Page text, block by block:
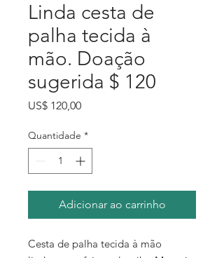
Linda cesta de
palha tecida à
mão. Doação
sugerida $ 120
US$ 120,00Preço
Quantidade *
Adicionar ao carrinho
Cesta de palha tecida à mão